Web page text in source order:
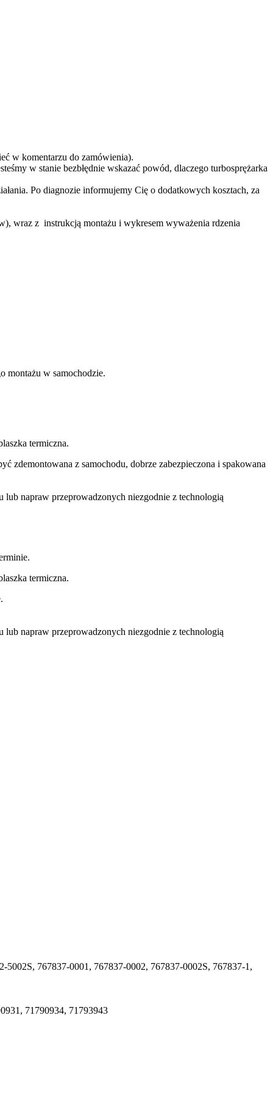
w komentarzu do zamówienia).
w stanie bezbłędnie wskazać powód, dlaczego turbosprężarka
Po diagnozie informujemy Cię o dodatkowych kosztach, za
wraz z instrukcją montażu i wykresem wyważenia rdzenia
montażu w samochodzie.
termiczna.
zdemontowana z samochodu, dobrze zabezpieczona i spakowana
lub napraw przeprowadzonych niezgodnie z technologią
termiczna.
lub napraw przeprowadzonych niezgodnie z technologią
767837-0001, 767837-0002, 767837-0002S, 767837-1,
71790934, 71793943